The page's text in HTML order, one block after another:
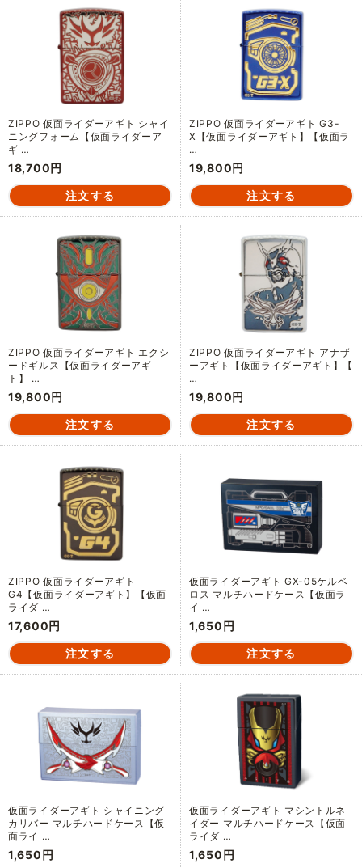
ZIPPO 仮面ライダーアギト シャイ
ニングフォーム【仮面ライダーア
ギ …
18,700円
ZIPPO 仮面ライダーアギト G3-
X【仮面ライダーアギト】【仮面ラ
…
19,800円
ZIPPO 仮面ライダーアギト エクシ
ードギルス【仮面ライダーアギ
ト】 …
19,800円
ZIPPO 仮面ライダーアギト アナザ
ーアギト【仮面ライダーアギト】【
…
19,800円
ZIPPO 仮面ライダーアギト
G4【仮面ライダーアギト】【仮面
ライダ …
17,600円
仮面ライダーアギト GX-05ケルベ
ロス マルチハードケース【仮面ラ
イ …
1,650円
仮面ライダーアギト シャイニング
カリバー マルチハードケース【仮
面ライ …
1,650円
仮面ライダーアギト マシントルネ
イダー マルチハードケース【仮面
ライダ …
1,650円